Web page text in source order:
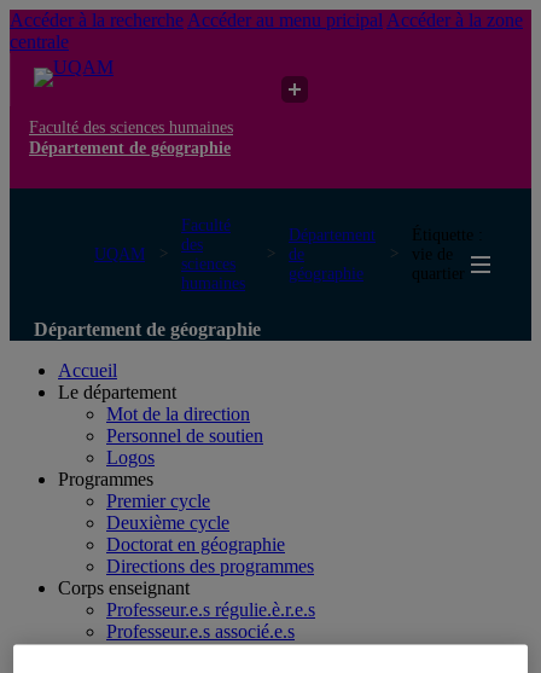
Accéder à la recherche Accéder au menu pricipal Accéder à la zone
centrale
Faculté des sciences humaines
Département de géographie
UQAM
Faculté
des
sciences
humaines
Département
de
géographie
Étiquette :
vie de
quartier
Département de géographie
Accueil
Le département
Mot de la direction
Personnel de soutien
Logos
Programmes
Premier cycle
Deuxième cycle
Doctorat en géographie
Directions des programmes
Corps enseignant
Professeur.e.s régulie.è.r.e.s
Professeur.e.s associé.e.s